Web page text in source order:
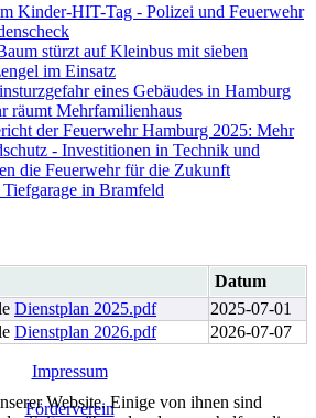
Kinder-HIT-Tag - Polizei und Feuerwehr
stürzt auf Kleinbus mit sieben
im Einsatz
eines Gebäudes in Hamburg
räumt Mehrfamilienhaus
der Feuerwehr Hamburg 2025: Mehr
- Investitionen in Technik und
die Feuerwehr für die Zukunft
in Bramfeld
Datum
Dienstplan 2025.pdf
2025-07-01
Dienstplan 2026.pdf
2026-07-07
Impressum
Förderverein
Website. Einige von ihnen sind